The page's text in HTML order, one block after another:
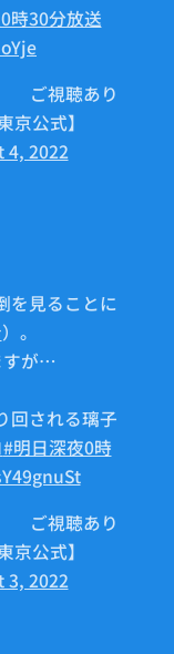
時30分放送
ご視聴あり
京公式】
4, 2022
を見ることに
）。
が…🍛
回される璃子
#明日深夜0時
ご視聴あり
京公式】
3, 2022